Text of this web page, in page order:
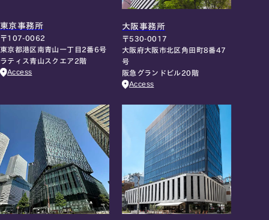
東京事務所
〒107-0062
東京都港区南青山一丁目2番6号
ラティス青山スクエア2階
Access
大阪事務所
〒530-0017
大阪府大阪市北区角田町8番47
号
阪急グランドビル20階
Access